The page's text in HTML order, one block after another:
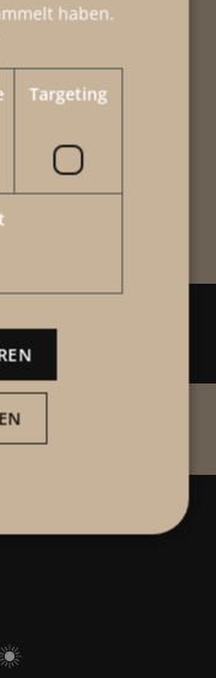
haben.
Targeting